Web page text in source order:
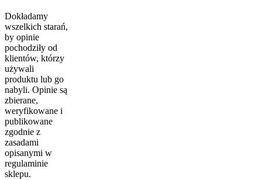
Dokładamy
wszelkich starań,
by opinie
pochodziły od
klientów, którzy
używali
produktu lub go
nabyli. Opinie są
zbierane,
weryfikowane i
publikowane
zgodnie z
zasadami
opisanymi w
regulaminie
sklepu.